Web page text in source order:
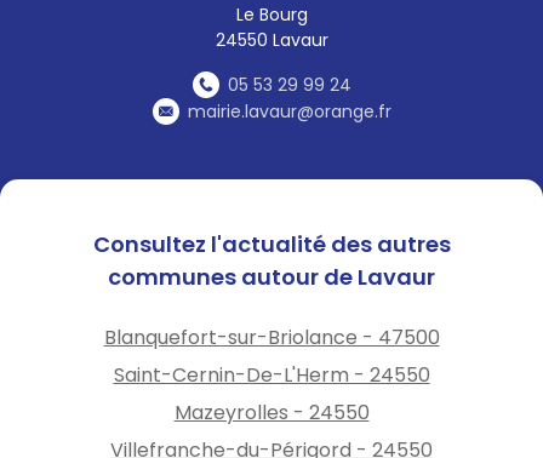
Le Bourg
24550 Lavaur
05 53 29 99 24
mairie.lavaur@orange.fr
Consultez l'actualité des autres
communes autour de Lavaur
Blanquefort-sur-Briolance - 47500
Saint-Cernin-De-L'Herm - 24550
Mazeyrolles - 24550
Villefranche-du-Périgord - 24550